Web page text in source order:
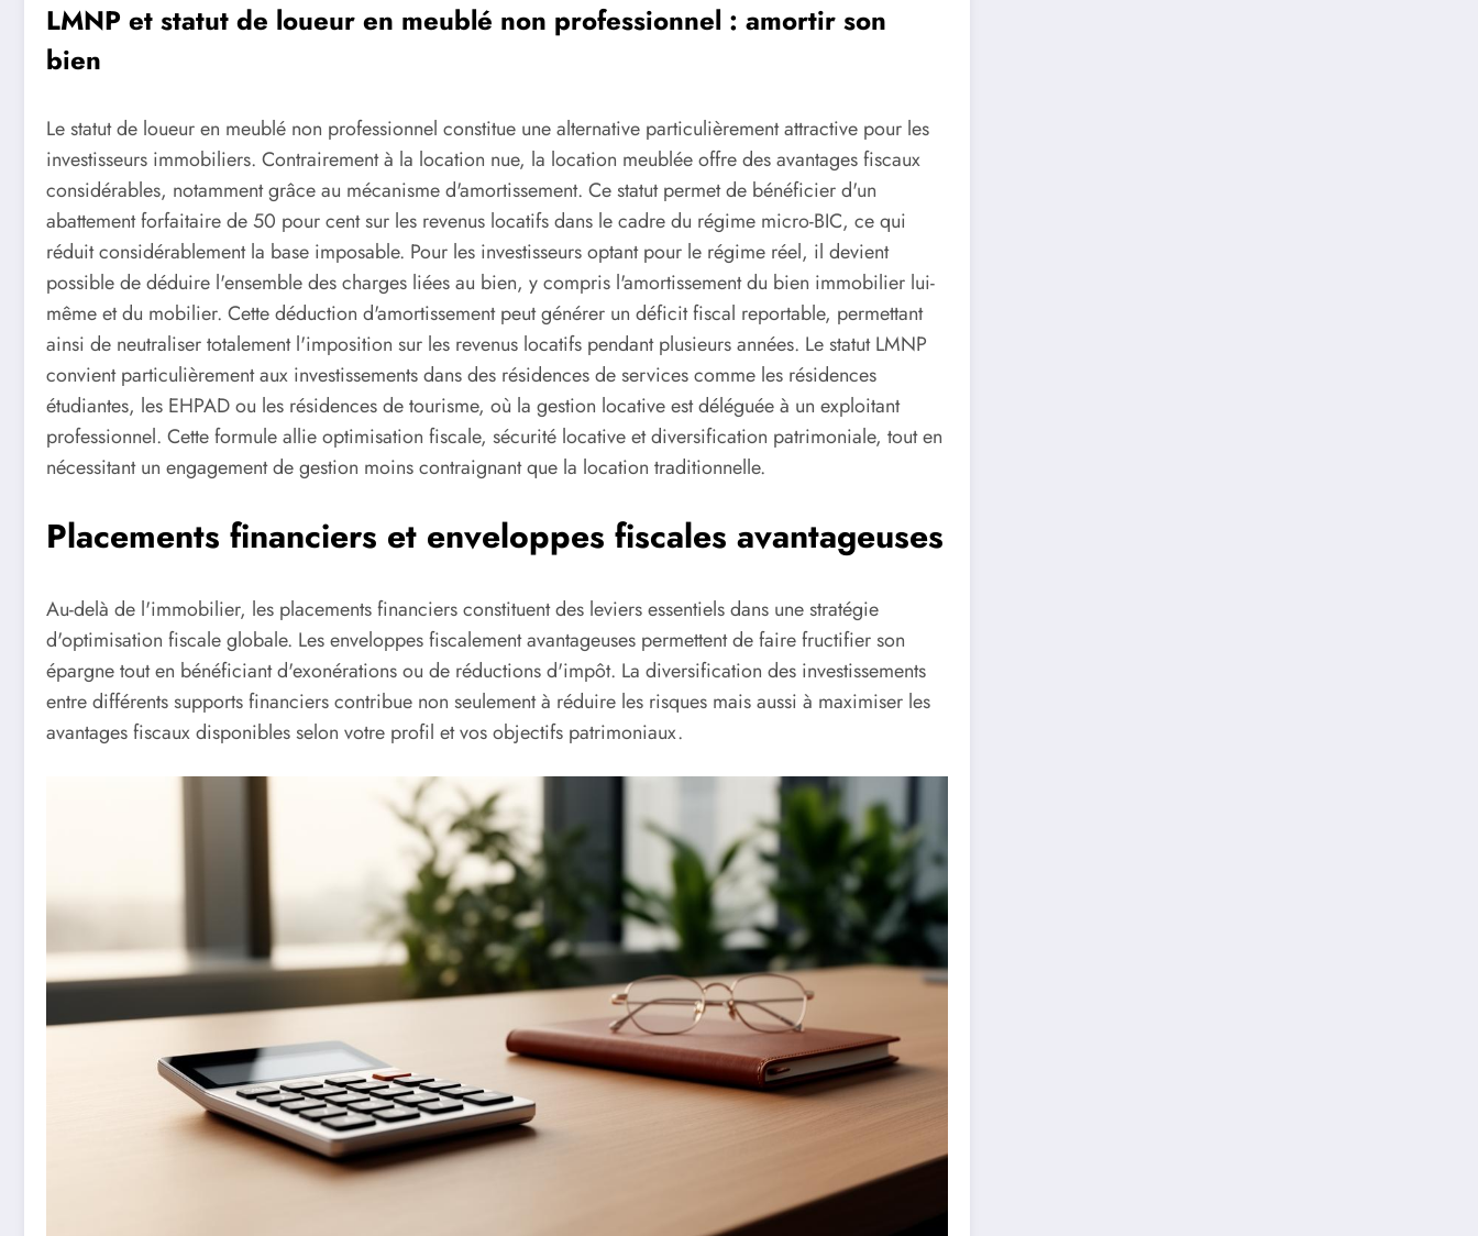
LMNP et statut de loueur en meublé non professionnel : amortir son
bien
Le statut de loueur en meublé non professionnel constitue une alternative particulièrement attractive pour les
investisseurs immobiliers. Contrairement à la location nue, la location meublée offre des avantages fiscaux
considérables, notamment grâce au mécanisme d'amortissement. Ce statut permet de bénéficier d'un
abattement forfaitaire de 50 pour cent sur les revenus locatifs dans le cadre du régime micro-BIC, ce qui
réduit considérablement la base imposable. Pour les investisseurs optant pour le régime réel, il devient
possible de déduire l'ensemble des charges liées au bien, y compris l'amortissement du bien immobilier lui-
même et du mobilier. Cette déduction d'amortissement peut générer un déficit fiscal reportable, permettant
ainsi de neutraliser totalement l'imposition sur les revenus locatifs pendant plusieurs années. Le statut LMNP
convient particulièrement aux investissements dans des résidences de services comme les résidences
étudiantes, les EHPAD ou les résidences de tourisme, où la gestion locative est déléguée à un exploitant
professionnel. Cette formule allie optimisation fiscale, sécurité locative et diversification patrimoniale, tout en
nécessitant un engagement de gestion moins contraignant que la location traditionnelle.
Placements financiers et enveloppes fiscales avantageuses
Au-delà de l'immobilier, les placements financiers constituent des leviers essentiels dans une stratégie
d'optimisation fiscale globale. Les enveloppes fiscalement avantageuses permettent de faire fructifier son
épargne tout en bénéficiant d'exonérations ou de réductions d'impôt. La diversification des investissements
entre différents supports financiers contribue non seulement à réduire les risques mais aussi à maximiser les
avantages fiscaux disponibles selon votre profil et vos objectifs patrimoniaux.